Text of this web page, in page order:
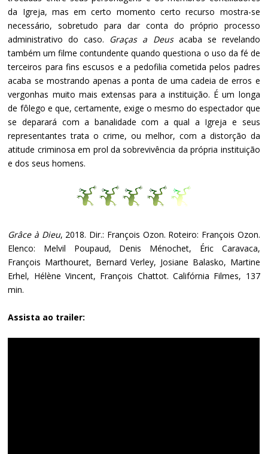
da Igreja, mas em certo momento certo recurso mostra-se
necessário, sobretudo para dar conta do próprio processo
administrativo do caso. Graças a Deus acaba se revelando
também um filme contundente quando questiona o uso da fé de
terceiros para fins escusos e a pedofilia cometida pelos padres
acaba se mostrando apenas a ponta de uma cadeia de erros e
vergonhas muito mais extensas para a instituição. É um longa
de fôlego e que, certamente, exige o mesmo do espectador que
se deparará com a banalidade com a qual a Igreja e seus
representantes trata o crime, ou melhor, com a distorção da
atitude criminosa em prol da sobrevivência da própria instituição
e dos seus homens.
Grâce à Dieu, 2018. Dir.: François Ozon. Roteiro: François Ozon.
Elenco: Melvil Poupaud, Denis Ménochet, Éric Caravaca,
François Marthouret, Bernard Verley, Josiane Balasko, Martine
Erhel, Hélène Vincent, François Chattot. Califórnia Filmes, 137
min.
Assista ao trailer: